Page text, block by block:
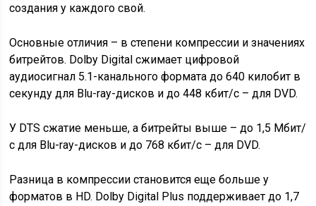
создания у каждого свой.
Основные отличия – в степени компрессии и значениях
битрейтов. Dolby Digital сжимает цифровой
аудиосигнал 5.1-канального формата до 640 килобит в
секунду для Blu-ray-дисков и до 448 кбит/с – для DVD.
У DTS сжатие меньше, а битрейты выше – до 1,5 Мбит/
с для Blu-ray-дисков и до 768 кбит/с – для DVD.
Разница в компрессии становится еще больше у
форматов в HD. Dolby Digital Plus поддерживает до 1,7